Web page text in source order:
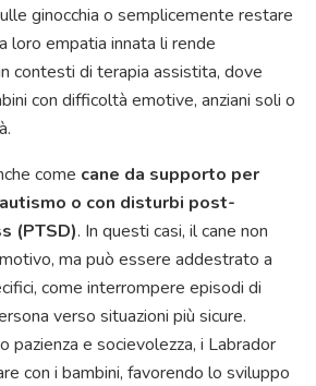
ginocchia o semplicemente restare
loro empatia innata li rende
contesti di terapia assistita, dove
con difficoltà emotive, anziani soli o
come cane da supporto per
o con disturbi post-
(PTSD). In questi casi, il cane non
ma può essere addestrato a
come interrompere episodi di
verso situazioni più sicure.
pazienza e socievolezza, i Labrador
con i bambini, favorendo lo sviluppo